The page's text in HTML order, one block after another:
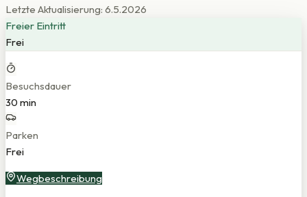
Letzte Aktualisierung: 6.5.2026
Freier Eintritt
Frei
Besuchsdauer
30 min
Parken
Frei
Wegbeschreibung